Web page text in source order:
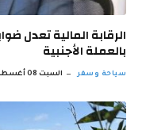
الرقابة المالية تعدل
بالعملة الأجنبية
سياحة وسفر السبت 08 أغسطس 2:26 م